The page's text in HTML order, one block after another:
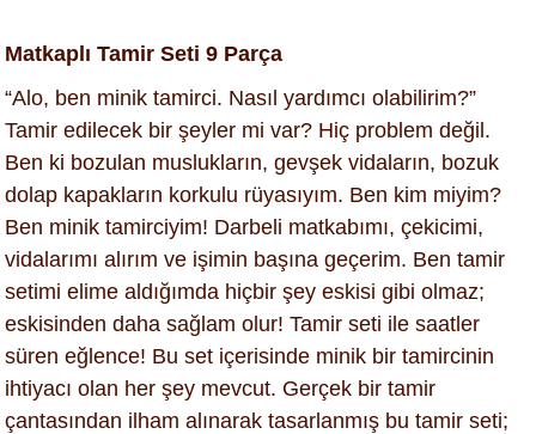
Matkaplı Tamir Seti 9 Parça
“Alo, ben minik tamirci. Nasıl yardımcı olabilirim?”
Tamir edilecek bir şeyler mi var? Hiç problem değil.
Ben ki bozulan muslukların, gevşek vidaların, bozuk
dolap kapakların korkulu rüyasıyım. Ben kim miyim?
Ben minik tamirciyim! Darbeli matkabımı, çekicimi,
vidalarımı alırım ve işimin başına geçerim. Ben tamir
setimi elime aldığımda hiçbir şey eskisi gibi olmaz;
eskisinden daha sağlam olur! Tamir seti ile saatler
süren eğlence! Bu set içerisinde minik bir tamircinin
ihtiyacı olan her şey mevcut. Gerçek bir tamir
çantasından ilham alınarak tasarlanmış bu tamir seti;